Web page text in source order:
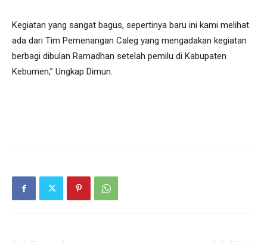
Kegiatan yang sangat bagus, sepertinya baru ini kami melihat
ada dari Tim Pemenangan Caleg yang mengadakan kegiatan
berbagi dibulan Ramadhan setelah pemilu di Kabupaten
Kebumen,” Ungkap Dimun.